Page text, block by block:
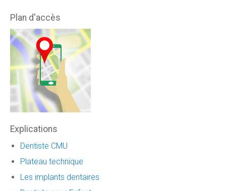
Plan d'accès
Explications
Dentiste CMU
Plateau technique
Les implants dentaires